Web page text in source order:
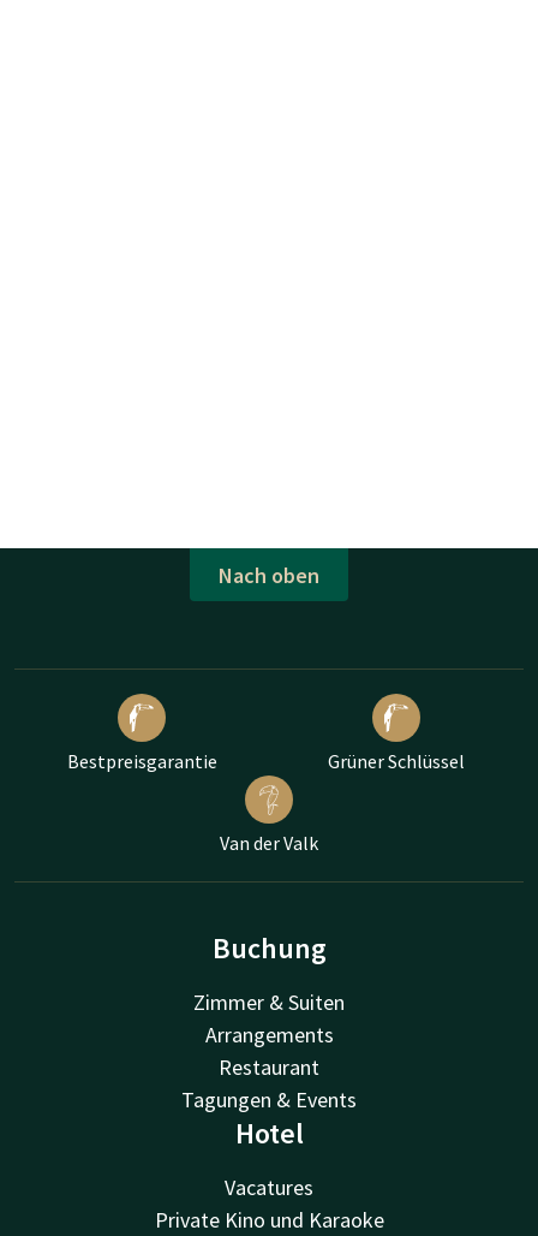
Nach oben
Bestpreisgarantie Grüner Schlüssel
Van der Valk
Buchung
Zimmer & Suiten
Arrangements
Restaurant
Tagungen & Events
Hotel
Vacatures
Private Kino und Karaoke